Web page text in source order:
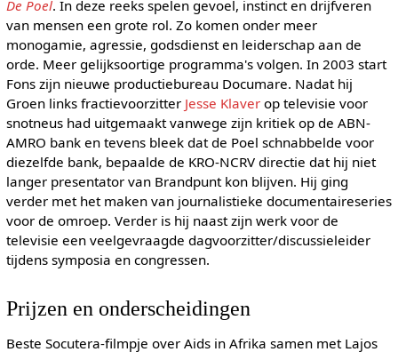
De Poel. In deze reeks spelen gevoel, instinct en drijfveren
van mensen een grote rol. Zo komen onder meer
monogamie, agressie, godsdienst en leiderschap aan de
orde. Meer gelijksoortige programma's volgen. In 2003 start
Fons zijn nieuwe productiebureau Documare. Nadat hij
Groen links fractievoorzitter Jesse Klaverop televisie voor
snotneus had uitgemaakt vanwege zijn kritiek op de ABN-
AMRO bank en tevens bleek dat de Poel schnabbelde voor
diezelfde bank, bepaalde de KRO-NCRV directie dat hij niet
langer presentator van Brandpunt kon blijven. Hij ging
verder met het maken van journalistieke documentaireseries
voor de omroep. Verder is hij naast zijn werk voor de
televisie een veelgevraagde dagvoorzitter/discussieleider
tijdens symposia en congressen.
Prijzen en onderscheidingen
Beste Socutera-filmpje over Aids in Afrika samen met Lajos